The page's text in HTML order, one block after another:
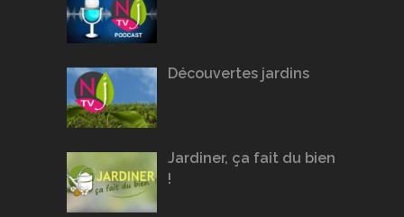
Découvertes jardins
Jardiner, ça fait du bien
!